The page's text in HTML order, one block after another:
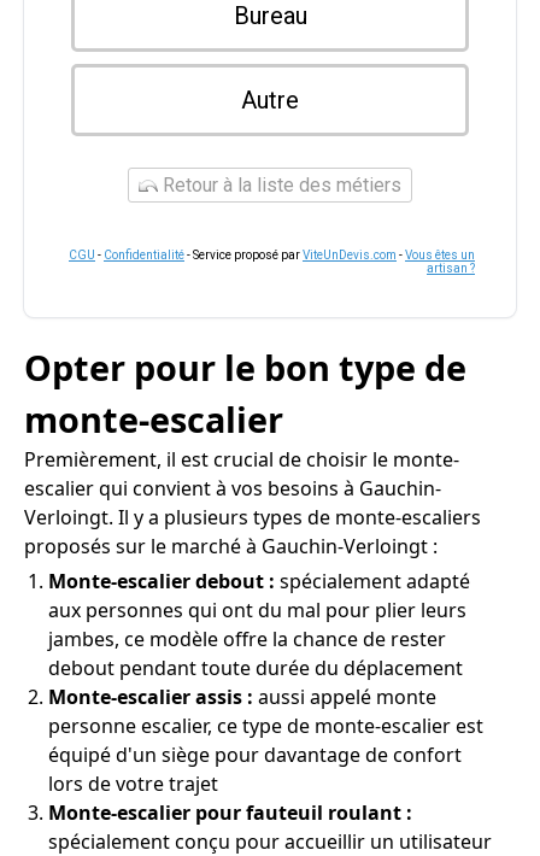
Bureau
Autre
Retour à la liste des métiers
CGU - Confidentialité- Service proposé parViteUnDevis.com -Vous êtes un
artisan ?
Opter pour le bon type de
monte-escalier
Premièrement, il est crucial de choisir le monte-
escalier qui convient à vos besoins à Gauchin-
Verloingt. Il y a plusieurs types de monte-escaliers
proposés sur le marché à Gauchin-Verloingt :
Monte-escalier debout : spécialement adapté
aux personnes qui ont du mal pour plier leurs
jambes, ce modèle offre la chance de rester
debout pendant toute durée du déplacement
Monte-escalier assis : aussi appelé monte
personne escalier, ce type de monte-escalier est
équipé d'un siège pour davantage de confort
lors de votre trajet
Monte-escalier pour fauteuil roulant :
spécialement conçu pour accueillir un utilisateur